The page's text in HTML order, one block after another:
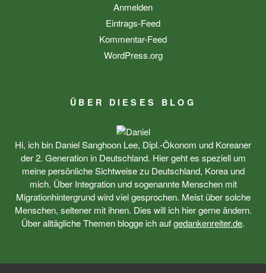
Anmelden
Eintrags-Feed
Kommentar-Feed
WordPress.org
ÜBER DIESES BLOG
Hi, ich bin Daniel Sanghoon Lee, Dipl.-Ökonom und Koreaner
der 2. Generation in Deutschland. Hier geht es speziell um
meine persönliche Sichtweise zu Deutschland, Korea und
mich. Über Integration und sogenannte Menschen mit
Migrationhintergrund wird viel gesprochen. Meist über solche
Menschen, seltener mit ihnen. Dies will ich hier gerne ändern.
Über alltägliche Themen blogge ich aufgedankenreiter.de.